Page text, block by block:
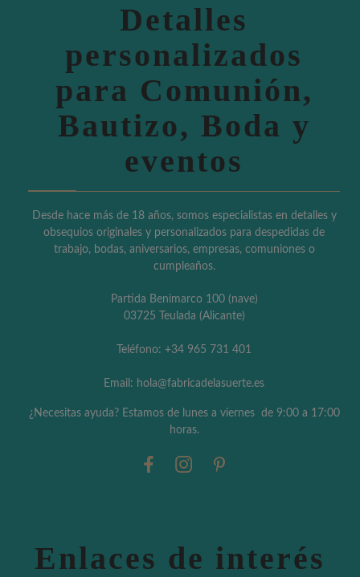
Detalles
personalizados
para Comunión,
Bautizo, Boda y
eventos
Desde hace más de 18 años, somos especialistas en detalles y
obsequios originales y personalizados para despedidas de
trabajo, bodas, aniversarios, empresas, comuniones o
cumpleaños.
Partida Benimarco 100 (nave)
03725 Teulada (Alicante)
Teléfono: +34 965 731 401
Email: hola@fabricadelasuerte.es
¿Necesitas ayuda? Estamos de lunes a viernes de 9:00 a 17:00
horas.
Enlaces de interés